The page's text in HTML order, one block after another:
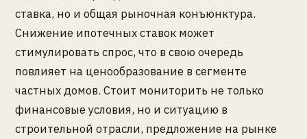
ставка, но и общая рыночная конъюнктура.
Снижение ипотечных ставок может
стимулировать спрос, что в свою очередь
повлияет на ценообразование в сегменте
частных домов. Стоит мониторить не только
финансовые условия, но и ситуацию в
строительной отрасли, предложение на рынке